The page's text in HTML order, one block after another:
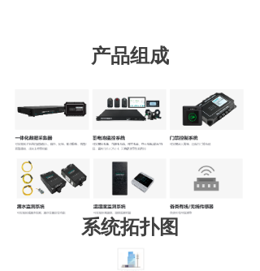
产品组成
系统拓扑图